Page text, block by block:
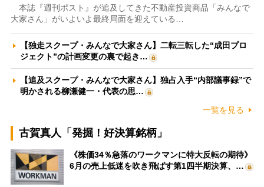
本誌『週刊ポスト』が追及してきた不動産投資商品「みんなで
大家さん」がいよいよ最終局面を迎えている…
【独走スクープ・みんなで大家さん】二転三転した“成田プロ
ジェクト”の計画変更の裏で起き…
【追及スクープ・みんなで大家さん】独占入手“内部議事録”で
明かされる柳瀬健一・代表の思…
一覧を見る
古賀真人「発掘！好決算銘柄」
《株価34％急落のワークマンに特大反転の期待》
6月の売上低迷を吹き飛ばす第1四半期決算、…